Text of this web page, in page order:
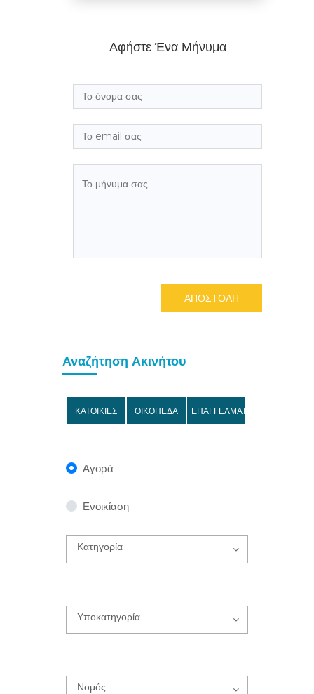
Αφήστε Ένα Μήνυμα
ΑΠΟΣΤΟΛΗ
Αναζήτηση Ακινήτου
ΚΑΤΟΙΚΙΕΣ ΟΙΚΟΠΕΔΑ ΕΠΑΓΓΕΛΜΑΤΙΚΑ
Αγορά
Ενοικίαση
Κατηγορία
Υποκατηγορία
Νομός